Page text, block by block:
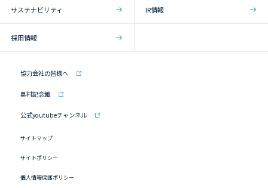
サステナビリティ IR情報
採用情報
協力会社の皆様へ
奥村記念館
公式youtubeチャンネル
サイトマップ
サイトポリシー
個人情報保護ポリシー